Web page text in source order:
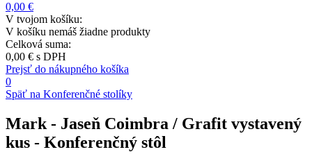
0,00 €
V tvojom košíku:
V košíku nemáš žiadne produkty
Celková suma:
0,00 € s DPH
Prejsť do nákupného košíka
0
Späť na Konferenčné stolíky
Mark - Jaseň Coimbra / Grafit vystavený
kus - Konferenčný stôl